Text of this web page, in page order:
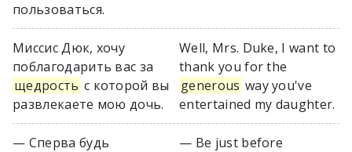
пользоваться.
Миссис Дюк, хочу
поблагодарить вас за
щедрость с которой вы
развлекаете мою дочь.
Well, Mrs. Duke, I want to
thank you for the
generous way you've
entertained my daughter.
— Сперва будь
— Be just before